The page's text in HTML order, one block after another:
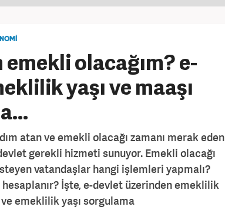
emekli olacağım? e-
yaşı ve maaşı
atan ve emekli olacağı zamanı merak eden
gerekli hizmeti sunuyor. Emekli olacağı
vatandaşlar hangi işlemleri yapmalı?
hesaplanır? İşte, e-devlet üzerinden emeklilik
emeklilik yaşı sorgulama